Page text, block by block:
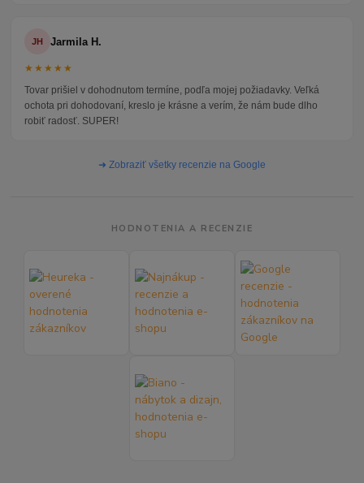
JH Jarmila H.
★★★★★
Tovar prišiel v dohodnutom termíne, podľa mojej požiadavky. Veľká
ochota pri dohodovaní, kreslo je krásne a verím, že nám bude dlho
robiť radosť. SUPER!
➜ Zobraziť všetky recenzie na Google
HODNOTENIA A RECENZIE